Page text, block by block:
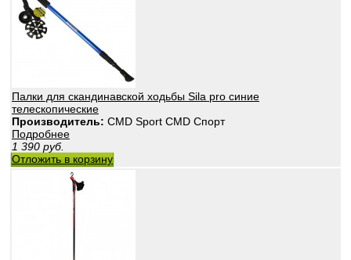
Палки для скандинавской ходьбы Sila pro синие
телескопические
Производитель: CMD Sport CMD Спорт
Подробнее
1 390 руб.
Отложить в корзину